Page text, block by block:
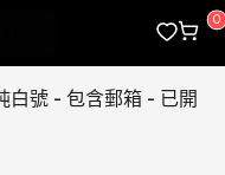
白號 - 包含郵箱 - 已開